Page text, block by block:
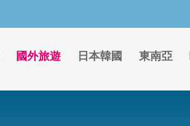
國外旅遊 日本韓國 東南亞